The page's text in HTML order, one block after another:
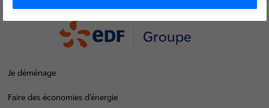
Groupe
Je déménage
Faire des économies d’énergie